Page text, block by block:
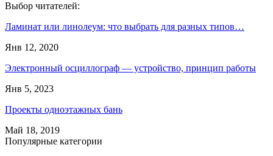
Выбор читателей:
Ламинат или линолеум: что выбрать для разных типов…
Янв 12, 2020
Электронный осциллограф — устройство, принцип работы
Янв 5, 2023
Проекты одноэтажных бань
Май 18, 2019
Популярные категории